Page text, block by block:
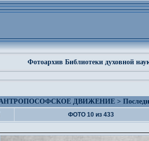
Фотоархив Библиотеки духовной
ДВИЖЕНИЕ >
ФОТО 10 из 433